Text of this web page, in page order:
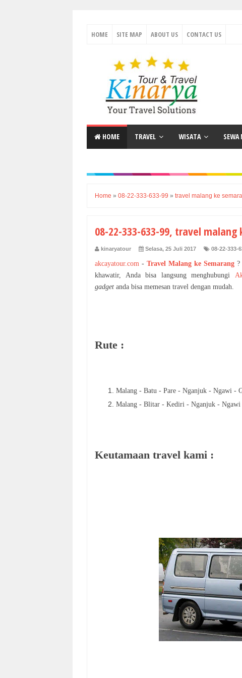
HOME SITE MAP ABOUT US CONTACT US
HOME TRAVEL WISATA
Home » 08-22-333-633-99 » travel malang ke
08-22-333-633-99, travel malang
kinaryatour Selasa, 25 Juli 2017 08-22-333-
akcayatour.com -Travel Malang ke Semarang ?
khawatir, Anda bisa langsung menghubungi
gadget anda bisa memesan travel dengan mudah.
Rute :
Malang - Batu - Pare - Nganjuk - Ngawi -
Malang - Blitar - Kediri - Nganjuk - Ngawi
Keutamaan travel kami :